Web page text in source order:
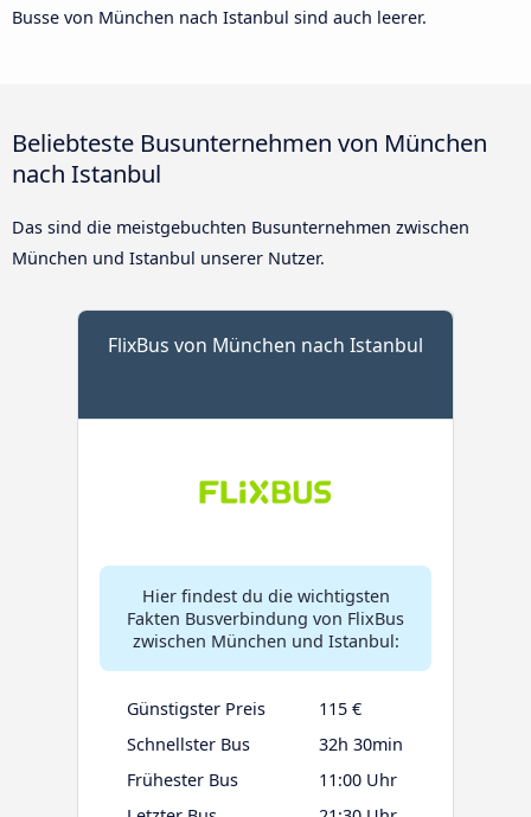
Busse von München nach Istanbul sind auch leerer.
Beliebteste Busunternehmen von München
nach Istanbul
Das sind die meistgebuchten Busunternehmen zwischen
München und Istanbul unserer Nutzer.
FlixBus von München nach Istanbul
Hier findest du die wichtigsten
Fakten Busverbindung von FlixBus
zwischen München und Istanbul:
Günstigster Preis
115 €
Schnellster Bus
32h 30min
Frühester Bus
11:00 Uhr